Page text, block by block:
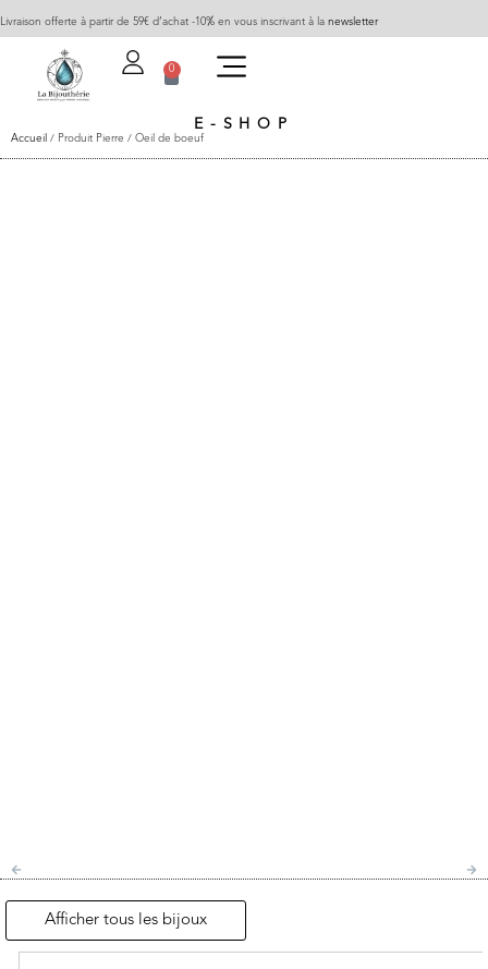
Livraison offerte à partir de 59€ d’achat -10% en vous inscrivant à la newsletter
0
E-SHOP
Accueil / Produit Pierre / Oeil de boeuf
Afficher tous les bijoux